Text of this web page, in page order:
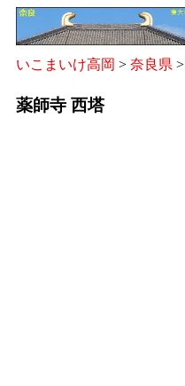
いこまいけ高岡 > 奈良県 >
薬師寺 西塔